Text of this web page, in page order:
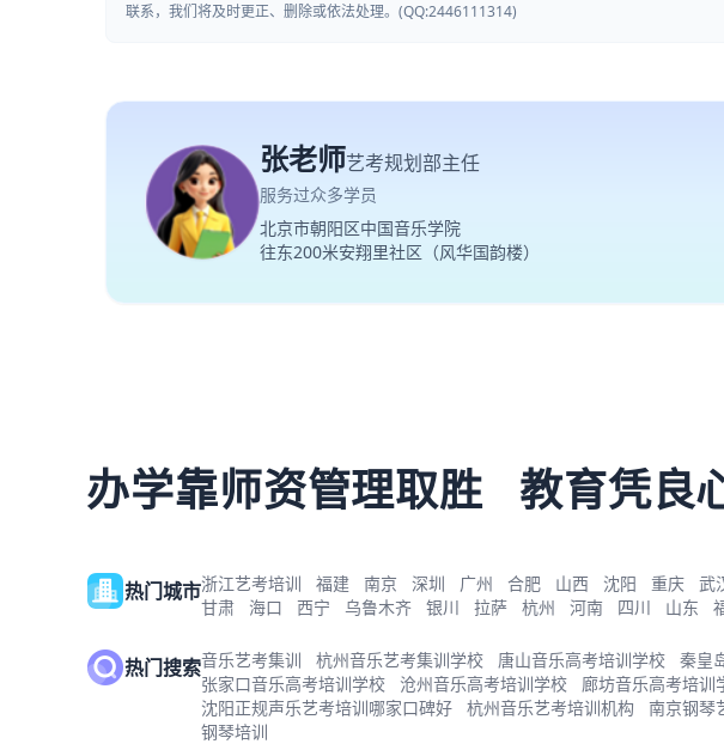
联系，我们将及时更正、删除或依法处理。(QQ:2446111314)
张老师艺考规划部主任
服务过众多学员
北京市朝阳区中国音乐学院
往东200米安翔里社区（风华国韵楼）
办学靠师资管理取胜 教育凭良
热门城市浙江艺考培训 福建 南京 深圳 广州 合肥 山西 沈阳 重庆 武
甘肃
海口 西宁 乌鲁木齐 银川 拉萨 杭州 河南 四川 山东
热门搜索音乐艺考集训 杭州音乐艺考集训学校 唐山音乐高考培训学校 秦皇
张家口音乐高考培训学校
沧州音乐高考培训学校 廊坊音乐高考培训
沈阳正规声乐艺考培训哪家口碑好
杭州音乐艺考培训机构 南京钢琴
钢琴培训